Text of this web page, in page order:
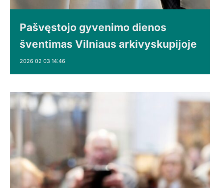
Pašvęstojo gyvenimo dienos
šventimas Vilniaus arkivyskupijoje
2026 02 03 14:46